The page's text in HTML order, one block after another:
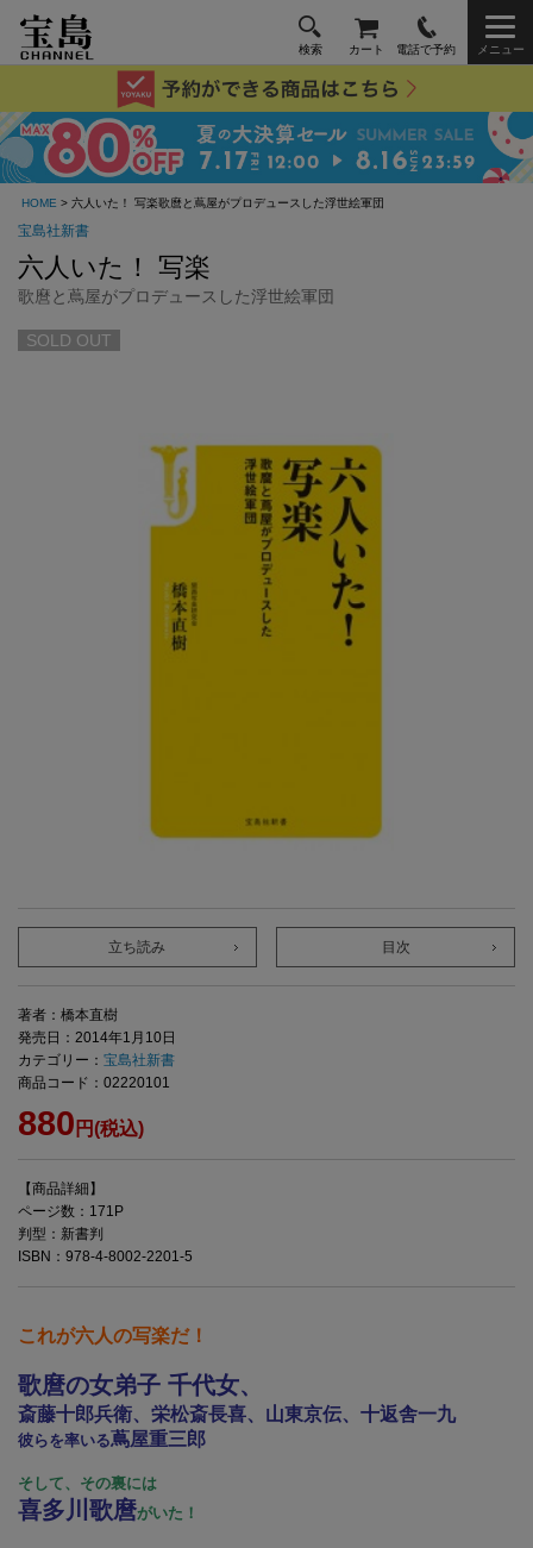
検索 カート 電話で予約 メニュー
HOME > 六人いた！ 写楽歌麿と蔦屋がプロデュースした浮世絵軍団
宝島社新書
六人いた！ 写楽
歌麿と蔦屋がプロデュースした浮世絵軍団
SOLD OUT
立ち読み 目次
著者：橋本直樹
発売日：2014年1月10日
カテゴリー： 宝島社新書
商品コード：02220101
880 円(税込)
【商品詳細】
ページ数：171P
判型：新書判
ISBN：978-4-8002-2201-5
これが六人の写楽だ！
歌麿の女弟子 千代女、
斎藤十郎兵衛、栄松斎長喜、山東京伝、十返舎一九
彼らを率いる蔦屋重三郎
そして、その裏には
喜多川歌麿がいた！